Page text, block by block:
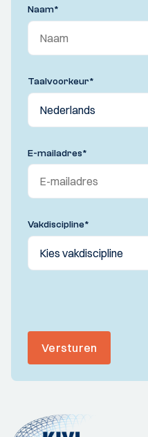
Naam*
Taalvoorkeur*
E-mailadres*
Vakdiscipline*
Versturen